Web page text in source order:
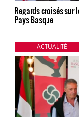
Regards croisés sur
Pays Basque
ACTUALITÉ